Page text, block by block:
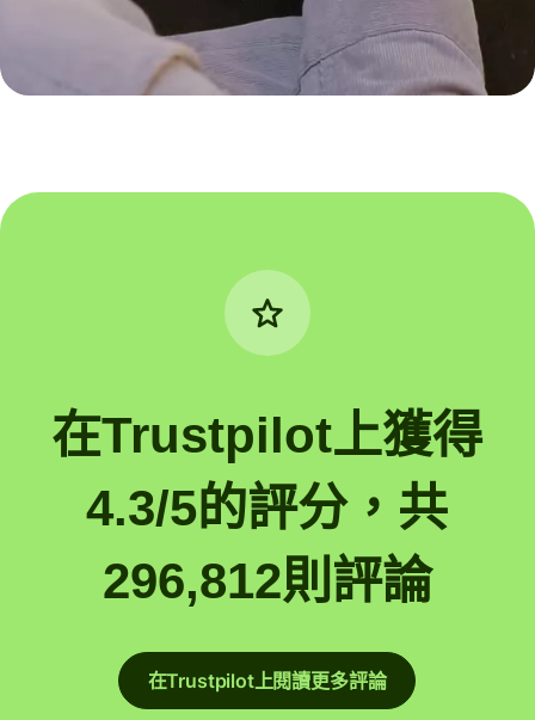
在Trustpilot上獲得
4.3/5的評分，共
296,812則評論
在Trustpilot上閱讀更多評論